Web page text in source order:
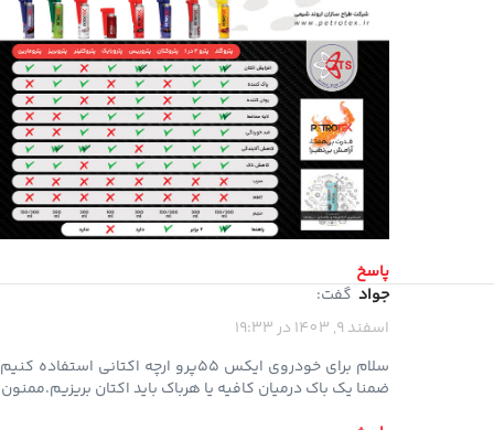
پاسخ
جواد گفت:
اسفند 9, 1403 در 19:33
سلام برای خودروی ایکس ۵۵پرو ارچه اکتانی استفاده کنیم
ضمنا یک باک درمیان کافیه یا هرباک باید اکتان بریزیم.ممنون